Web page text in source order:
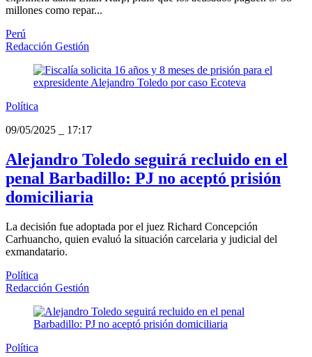
millones como repar...
Perú
Redacción Gestión
Política
09/05/2025
17:17
Alejandro Toledo seguirá recluido en el
penal Barbadillo: PJ no aceptó prisión
domiciliaria
La decisión fue adoptada por el juez Richard Concepción
Carhuancho, quien evaluó la situación carcelaria y judicial del
exmandatario.
Política
Redacción Gestión
Política